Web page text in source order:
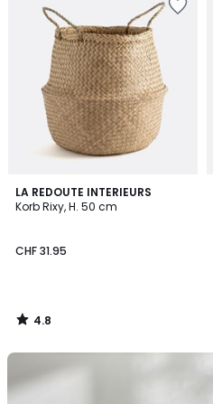
LA REDOUTE INTERIEURS
Korb Rixy, H. 50 cm
CHF 31.95
4.8
/ 5
4.8
/
Entdecken
die